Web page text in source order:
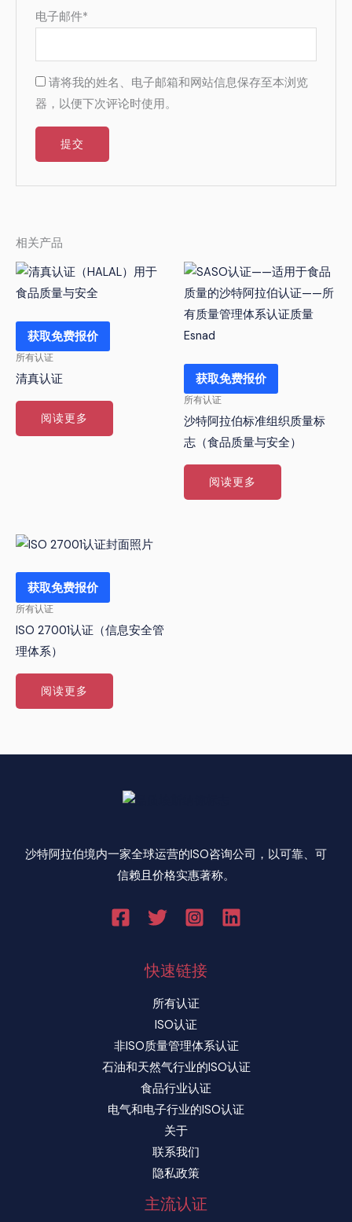
电子邮件*
请将我的姓名、电子邮箱和网站信息保存至本浏览
器，以便下次评论时使用。
相关产品
获取免费报价
所有认证
清真认证
阅读更多
获取免费报价
所有认证
沙特阿拉伯标准组织质量标
志（食品质量与安全）
阅读更多
获取免费报价
所有认证
ISO 27001认证（信息安全管
理体系）
阅读更多
沙特阿拉伯境内一家全球运营的ISO咨询公司，以可靠、可
信赖且价格实惠著称。
快速链接
所有认证
ISO认证
非ISO质量管理体系认证
石油和天然气行业的ISO认证
食品行业认证
电气和电子行业的ISO认证
关于
联系我们
隐私政策
主流认证